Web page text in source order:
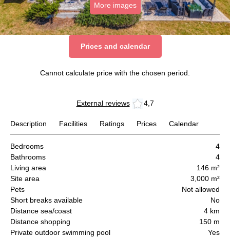
More images
Prices and calendar
Cannot calculate price with the chosen period.
External reviews 4,7
Description Facilities Ratings Prices Calendar
Bedrooms
4
Bathrooms
4
Living area
146 m²
Site area
3,000 m²
Pets
Not allowed
Short breaks available
No
Distance sea/coast
4 km
Distance shopping
150 m
Private outdoor swimming pool
Yes